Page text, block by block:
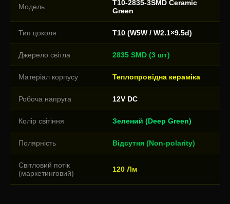
Модель
T10-2835-3SMD Ceramic
Green
Тип цоколя T10 (W5W / W2.1×9.5d)
Джерело світла 2835 SMD (3 шт)
Матеріал корпусу Теплопровідна кераміка
Робоча напруга 12V DC
Колір світіння Зелений (Deep Green)
Полярність Відсутня (Non-polarity)
Світловий потік
(маркетинговий)
120 Лм